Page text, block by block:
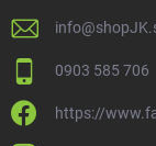
info@
0903 585 706
https://